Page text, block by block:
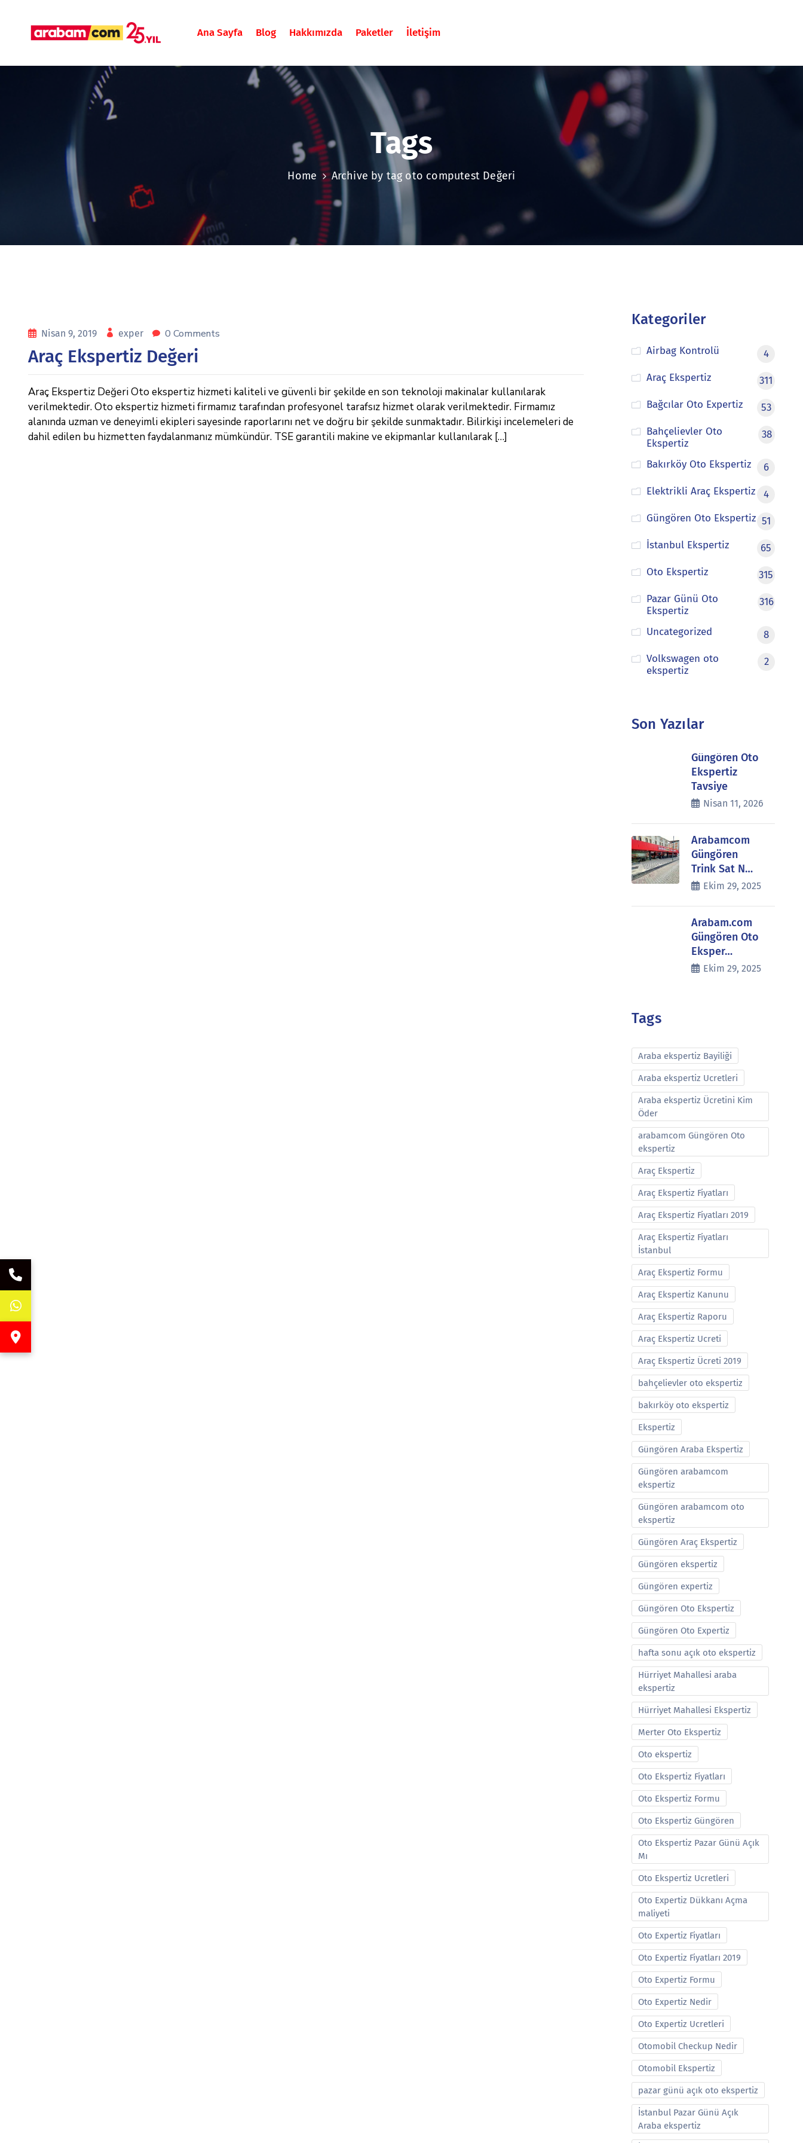
Ana Sayfa Blog Hakkımızda Paketler İletişim
Tags
Home Archive by tag oto computest Değeri
Nisan 9, 2019 exper 0 Comments
Araç Ekspertiz Değeri
Araç Ekspertiz Değeri Oto ekspertiz hizmeti kaliteli ve güvenli bir şekilde en son teknoloji makinalar kullanılarak
verilmektedir. Oto ekspertiz hizmeti firmamız tarafından profesyonel tarafsız hizmet olarak verilmektedir. Firmamız
alanında uzman ve deneyimli ekipleri sayesinde raporlarını net ve doğru bir şekilde sunmaktadır. Bilirkişi incelemeleri de
dahil edilen bu hizmetten faydalanmanız mümkündür. TSE garantili makine ve ekipmanlar kullanılarak […]
Kategoriler
Airbag Kontrolü
4
Araç Ekspertiz
311
Bağcılar Oto Expertiz
53
Bahçelievler Oto
Ekspertiz
38
Bakırköy Oto Ekspertiz
6
Elektrikli Araç Ekspertiz
4
Güngören Oto Ekspertiz 51
İstanbul Ekspertiz
65
Oto Ekspertiz
315
Pazar Günü Oto
Ekspertiz
316
Uncategorized
8
Volkswagen oto
ekspertiz
2
Son Yazılar
Güngören Oto
Ekspertiz
Tavsiye
Nisan 11, 2026
Arabamcom
Güngören
Trink Sat N…
Ekim 29, 2025
Arabam.com
Güngören Oto
Eksper…
Ekim 29, 2025
Tags
Araba ekspertiz Bayiliği
Araba ekspertiz Ucretleri
Araba ekspertiz Ücretini Kim
Öder
arabamcom Güngören Oto
ekspertiz
Araç Ekspertiz
Araç Ekspertiz Fiyatları
Araç Ekspertiz Fiyatları 2019
Araç Ekspertiz Fiyatları
İstanbul
Araç Ekspertiz Formu
Araç Ekspertiz Kanunu
Araç Ekspertiz Raporu
Araç Ekspertiz Ucreti
Araç Ekspertiz Ücreti 2019
bahçelievler oto ekspertiz
bakırköy oto ekspertiz
Ekspertiz
Güngören Araba Ekspertiz
Güngören arabamcom
ekspertiz
Güngören arabamcom oto
ekspertiz
Güngören Araç Ekspertiz
Güngören ekspertiz
Güngören expertiz
Güngören Oto Ekspertiz
Güngören Oto Expertiz
hafta sonu açık oto ekspertiz
Hürriyet Mahallesi araba
ekspertiz
Hürriyet Mahallesi Ekspertiz
Merter Oto Ekspertiz
Oto ekspertiz
Oto Ekspertiz Fiyatları
Oto Ekspertiz Formu
Oto Ekspertiz Güngören
Oto Ekspertiz Pazar Günü Açık
Mı
Oto Ekspertiz Ucretleri
Oto Expertiz Dükkanı Açma
maliyeti
Oto Expertiz Fiyatları
Oto Expertiz Fiyatları 2019
Oto Expertiz Formu
Oto Expertiz Nedir
Oto Expertiz Ucretleri
Otomobil Checkup Nedir
Otomobil Ekspertiz
pazar günü açık oto ekspertiz
İstanbul Pazar Günü Açık
Araba ekspertiz